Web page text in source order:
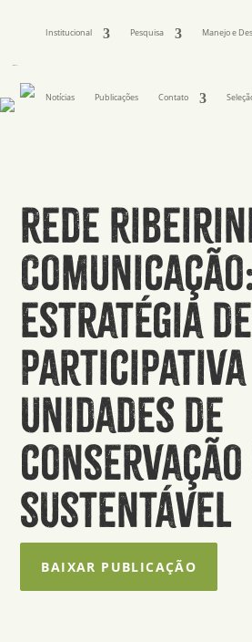
Institucional Pesquisa Manejo e
Notícias Publicações Contato
Rede
estratégia
participativa
unidades de
conservação
sustentável
BAIXAR PUBLICAÇÃO